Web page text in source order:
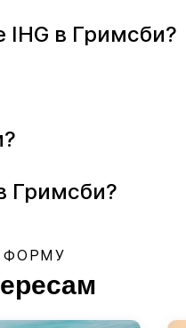
IHG в Гримсби?
Гримсби?
ФОРМУ